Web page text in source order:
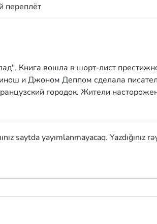
переплёт
Книга вошла в шорт-лист
и Джоном Деппом сделала
городок. Жители
saytda yayımlanmayacaq. Yazdığınız